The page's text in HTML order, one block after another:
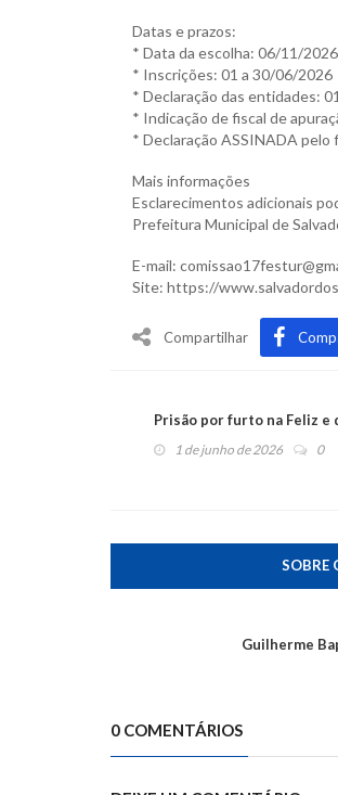
Datas e prazos:
* Data da escolha: 06/11/2026
* Inscrições: 01 a 30/06/2026
* Declaração das entidades:
* Indicação de fiscal de
* Declaração ASSINADA
Mais informações
Esclarecimentos adicionais
Prefeitura Municipal de
E-mail:
Site: https://
Compartilhar
Prisão por furto na Feliz e
1 de junho de 2026 0
SOBRE
Guilherme
0 COMENTÁRIOS